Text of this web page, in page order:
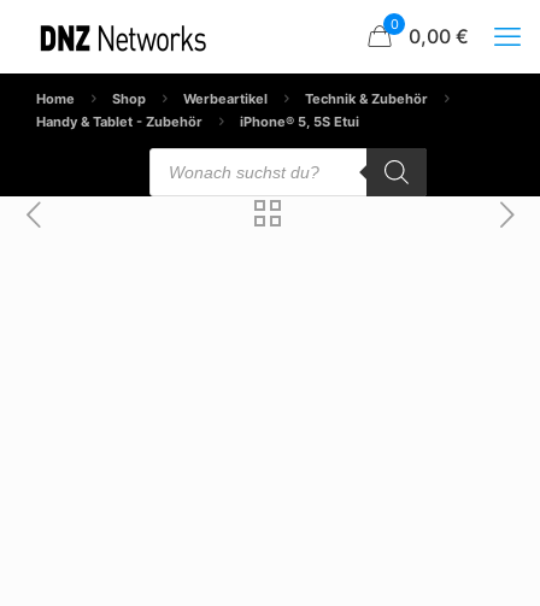
0 0,00 €
Home Shop Werbeartikel
Technik & Zubehör
Handy & Tablet - Zubehör
iPhone® 5, 5S Etui
Products
search